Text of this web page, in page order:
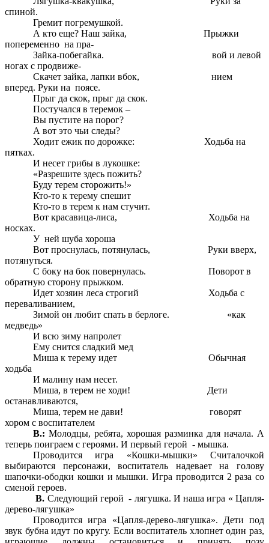
спиной.
Гремит погремушкой.
А кто еще? Наш зайка, Прыжки
попеременно на пра-
Зайка-побегайка. вой и левой
ногах с продвиже-
Скачет зайка, лапки вбок, нием
вперед. Руки на поясе.
Прыг да скок, прыг да скок.
Постучался в теремок –
Вы пустите на порог?
А вот это чьи следы?
Ходит ежик по дорожке: Ходьба на
пятках.
И несет грибы в лукошке:
«Разрешите здесь пожить?
Буду терем сторожить!»
Кто-то к терему спешит
Кто-то в терем к нам стучит.
Вот красавица-лиса, Ходьба на
носках.
У ней шуба хороша
Вот проснулась, потянулась, Руки вверх,
потянуться.
С боку на бок повернулась. Поворот в
обратную сторону прыжком.
Идет хозяин леса строгий Ходьба с
переваливанием,
Зимой он любит спать в берлоге. «как
медведь»
И всю зиму напролет
Ему снится сладкий мед
Миша к терему идет Обычная
ходьба
И малину нам несет.
Миша, в терем не ходи! Дети
останавливаются,
Миша, терем не дави! говорят
хором с воспитателем
В.: Молодцы, ребята, хорошая разминка для начала. А
теперь поиграем с героями. И первый герой - мышка.
Проводится игра «Кошки-мышки» Считалочкой
выбираются персонажи, воспитатель надевает на голову
шапочки-ободки кошки и мышки. Игра проводится 2 раза со
сменой героев.
В. Следующий герой - лягушка. И наша игра « Цапля-
дерево-лягушка»
Проводится игра «Цапля-дерево-лягушка». Дети под
звук бубна идут по кругу. Если воспитатель хлопнет один раз,